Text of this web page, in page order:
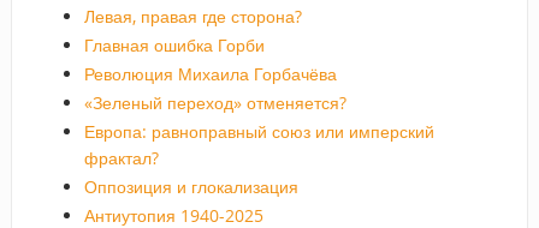
Левая, правая где сторона?
Главная ошибка Горби
Революция Михаила Горбачёва
«Зеленый переход» отменяется?
Европа: равноправный союз или имперский
фрактал?
Оппозиция и глокализация
Антиутопия 1940-2025